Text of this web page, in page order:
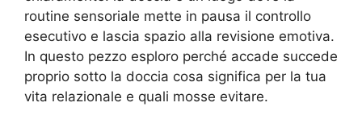
routine sensoriale mette in pausa il controllo
esecutivo e lascia spazio alla revisione emotiva.
In questo pezzo esploro perché accade succede
proprio sotto la doccia cosa significa per la tua
vita relazionale e quali mosse evitare.